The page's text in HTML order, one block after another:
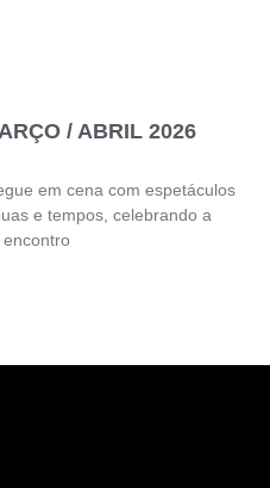
/ ABRIL 2026
em cena com espetáculos
e tempos, celebrando a